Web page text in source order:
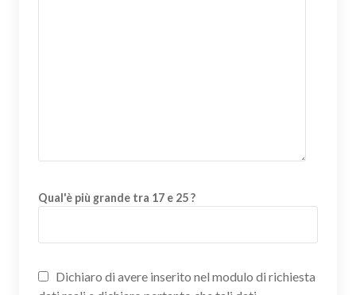
Qual'è più grande tra 17 e 25 ?
Dichiaro di avere inserito nel modulo di richiesta